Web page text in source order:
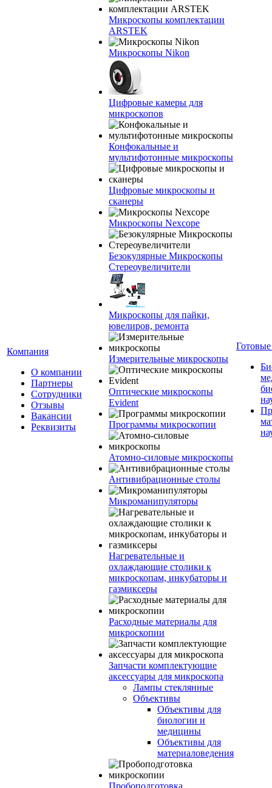
Компания
О компании
Партнеры
Сотрудники
Отзывы
Вакансии
Реквизиты
Микроскопы комплектации
ARSTEK
Микроскопы Nikon
Цифровые камеры для
микроскопов
Конфокальные и
мультифотонные микроскопы
Цифровые микроскопы и
сканеры
Микроскопы Nexcope
Безокулярные Микроскопы
Стереоувеличители
Микроскопы для пайки,
ювелиров, ремонта
Измерительные микроскопы
Оптические микроскопы
Evident
Программы микроскопии
Атомно-силовые микроскопы
Антивибрационные столы
Микроманипуляторы
Нагревательные и
охлаждающие столики к
микроскопам, инкубаторы и
газмиксеры
Расходные материалы для
микроскопии
Запчасти комплектующие
аксессуары для микроскопа
Лампы стеклянные
Объективы
Объективы для
биологии и
медицины
Объективы для
материаловедения
Пробоподготовка